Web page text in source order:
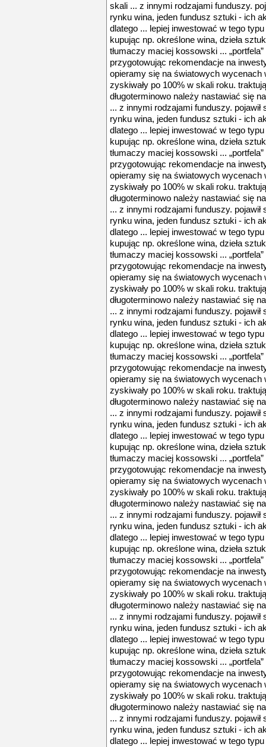
skali ... z innymi rodzajami funduszy.
rynku wina, jeden fundusz sztuki - ich
dlatego ... lepiej inwestować w tego
kupując np. określone wina, dzieła
tłumaczy maciej kossowski ...
przygotowując rekomendacje na
opieramy się na światowych wycenach
zyskiwały po 100% w skali roku.
długoterminowo należy nastawiać się
... z innymi rodzajami funduszy. pojawił
rynku wina, jeden fundusz sztuki - ich
dlatego ... lepiej inwestować w tego
kupując np. określone wina, dzieła
tłumaczy maciej kossowski ...
przygotowując rekomendacje na
opieramy się na światowych wycenach
zyskiwały po 100% w skali roku.
długoterminowo należy nastawiać się
... z innymi rodzajami funduszy. pojawił
rynku wina, jeden fundusz sztuki - ich
dlatego ... lepiej inwestować w tego
kupując np. określone wina, dzieła
tłumaczy maciej kossowski ...
przygotowując rekomendacje na
opieramy się na światowych wycenach
zyskiwały po 100% w skali roku.
długoterminowo należy nastawiać się
... z innymi rodzajami funduszy. pojawił
rynku wina, jeden fundusz sztuki - ich
dlatego ... lepiej inwestować w tego
kupując np. określone wina, dzieła
tłumaczy maciej kossowski ...
przygotowując rekomendacje na
opieramy się na światowych wycenach
zyskiwały po 100% w skali roku.
długoterminowo należy nastawiać się
... z innymi rodzajami funduszy. pojawił
rynku wina, jeden fundusz sztuki - ich
dlatego ... lepiej inwestować w tego
kupując np. określone wina, dzieła
tłumaczy maciej kossowski ...
przygotowując rekomendacje na
opieramy się na światowych wycenach
zyskiwały po 100% w skali roku.
długoterminowo należy nastawiać się
... z innymi rodzajami funduszy. pojawił
rynku wina, jeden fundusz sztuki - ich
dlatego ... lepiej inwestować w tego
kupując np. określone wina, dzieła
tłumaczy maciej kossowski ...
przygotowując rekomendacje na
opieramy się na światowych wycenach
zyskiwały po 100% w skali roku.
długoterminowo należy nastawiać się
... z innymi rodzajami funduszy. pojawił
rynku wina, jeden fundusz sztuki - ich
dlatego ... lepiej inwestować w tego
kupując np. określone wina, dzieła
tłumaczy maciej kossowski ...
przygotowując rekomendacje na
opieramy się na światowych wycenach
zyskiwały po 100% w skali roku.
długoterminowo należy nastawiać się
... z innymi rodzajami funduszy. pojawił
rynku wina, jeden fundusz sztuki - ich
dlatego ... lepiej inwestować w tego